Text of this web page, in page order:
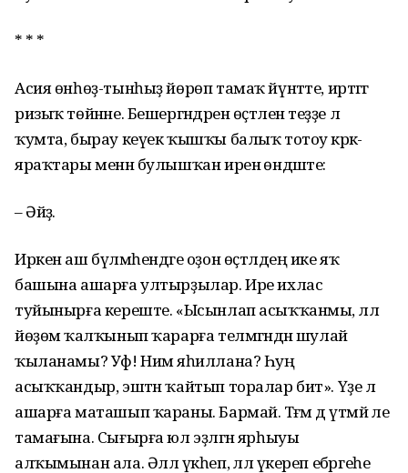
* * *
Асия өнһөҙ-тынһыҙ йөрөп тамаҡ йүнәтте, иртәгәгә
ризыҡ төйнәне. Бешергәндәрен өҫтәленә теҙҙе лә
ҡумта, бырау кеүек ҡышҡы балыҡ тотоу кәрәк-
яраҡтары менән булышҡан иренә өндәште:
– Әйҙә.
Иркен аш бүлмәһендәге оҙон өҫтәлдең ике яҡ
башына ашарға ултырҙылар. Ире ихлас
туйынырға кереште. «Ысынлап асыҡҡанмы, әллә
йөҙөмә ҡалҡынып ҡарарға телмәгәндән шулай
ҡыланамы? Уф! Нимә яһиллана? Һуң
асыҡҡандыр, эштән ҡайтып торалар бит». Үҙе лә
ашарға маташып ҡараны. Бармай. Тәғәм дә үтмәй әле
тамағына. Сығырға юл эҙләгән ярһыуы
алҡымынан ала. Әллә үкһеп, әллә үкереп ебәргеһе